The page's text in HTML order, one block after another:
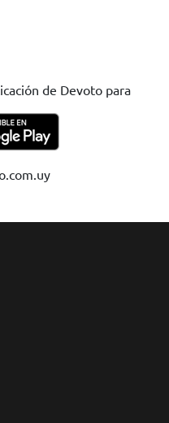
de Devoto para